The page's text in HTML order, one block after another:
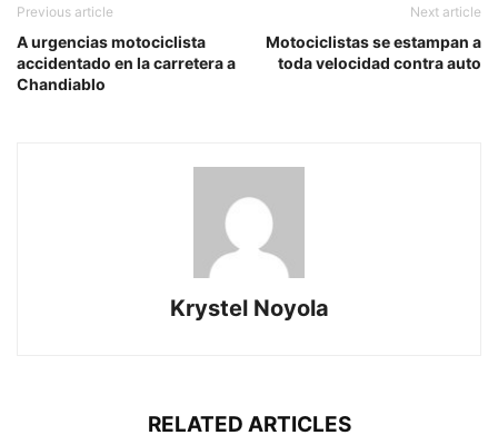
Previous article
A urgencias motociclista
accidentado en la carretera a
Chandiablo
Next article
Motociclistas se estampan a
toda velocidad contra auto
Krystel Noyola
RELATED ARTICLES